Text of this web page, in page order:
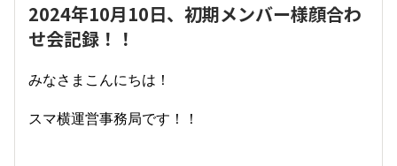
2024年10月10日、初期メンバー様顔合わ
せ会記録！！
みなさまこんにちは！
スマ横運営事務局です！！